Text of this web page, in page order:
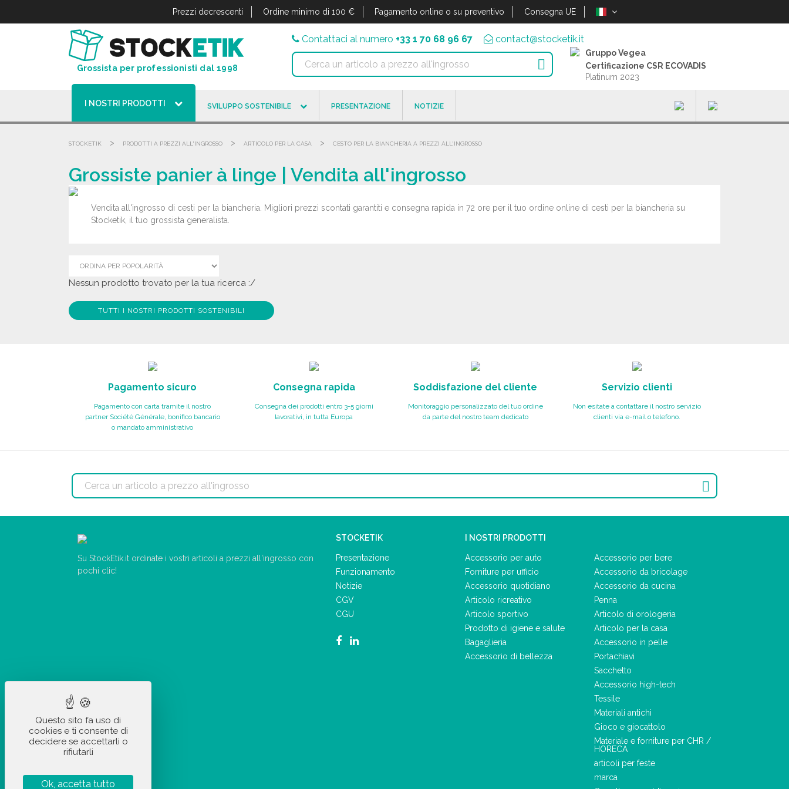
Prezzi decrescenti Ordine minimo di 100 € Pagamento online o su preventivo Consegna UE
Grossista per professionisti dal 1998
Contattaci al numero +33 1 70 68 96 67 contact@stocketik.it

Gruppo Vegea
Certificazione CSR ECOVADIS
Platinum 2023
I NOSTRI PRODOTTI SVILUPPO SOSTENIBILE PRESENTAZIONE NOTIZIE
STOCKETIK > PRODOTTI A PREZZI ALL'INGROSSO > ARTICOLO PER LA CASA > CESTO PER LA BIANCHERIA A PREZZI ALL'INGROSSO
Grossiste panier à linge | Vendita all'ingrosso
Vendita all'ingrosso di cesti per la biancheria. Migliori prezzi scontati garantiti e consegna rapida in 72 ore per il tuo ordine online di cesti per la biancheria su
Stocketik, il tuo grossista generalista.
Nessun prodotto trovato per la tua ricerca :/
TUTTI I NOSTRI PRODOTTI SOSTENIBILI
Pagamento sicuro
Pagamento con carta tramite il nostro
partner Société Générale, bonifico bancario
o mandato amministrativo
Consegna rapida
Consegna dei prodotti entro 3-5 giorni
lavorativi, in tutta Europa
Soddisfazione del cliente
Monitoraggio personalizzato del tuo ordine
da parte del nostro team dedicato
Servizio clienti
Non esitate a contattare il nostro servizio
clienti via e-mail o telefono.

Su StockEtik.it ordinate i vostri articoli a prezzi all'ingrosso con
pochi clic!
STOCKETIK
Presentazione
Funzionamento
Notizie
CGV
CGU
I NOSTRI PRODOTTI
Accessorio per auto
Forniture per ufficio
Accessorio quotidiano
Articolo ricreativo
Articolo sportivo
Prodotto di igiene e salute
Bagaglieria
Accessorio di bellezza
Accessorio per bere
Accessorio da bricolage
Accessorio da cucina
Penna
Articolo di orologeria
Articolo per la casa
Accessorio in pelle
Portachiavi
Sacchetto
Accessorio high-tech
Tessile
Materiali antichi
Gioco e giocattolo
Materiale e forniture per CHR /
HORECA
articoli per feste
marca
Questo sito fa uso di
cookies e ti consente di
decidere se accettarli o
rifiutarli
Ok, accetta tutto